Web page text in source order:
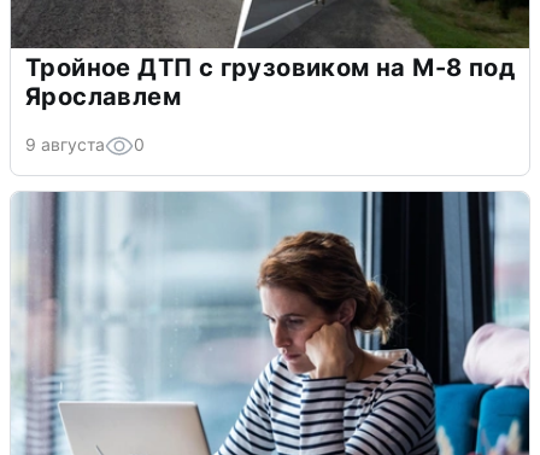
Тройное ДТП с грузовиком на М-8 под
Ярославлем
9 августа 0